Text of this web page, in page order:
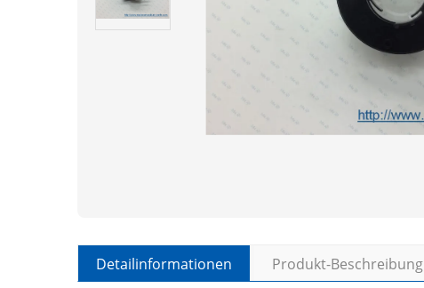
Detailinformationen Produkt-Beschreibung